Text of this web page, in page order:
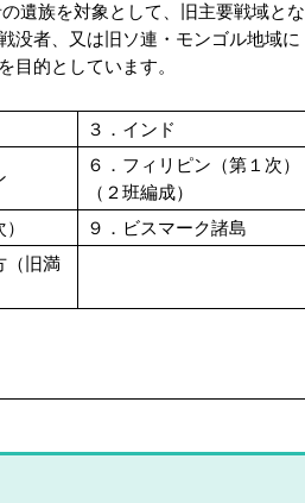
遺族を対象として、旧主要戦域とな
没者、又は旧ソ連・モンゴル地域に
目的としています。
３．インド
６．フィリピン（第１次）
（２班編成）
９．ビスマーク諸島
（旧満